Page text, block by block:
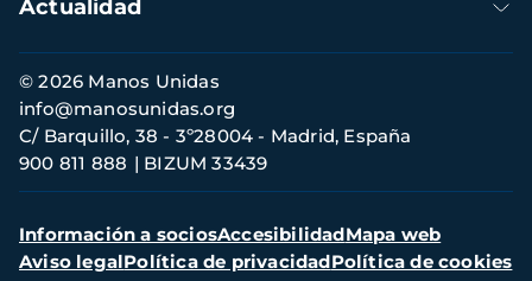
Actualidad
Información
de
contacto
© 2026 Manos Unidas
C/ Barquillo, 38 - 3º28004 - Madrid, España
900 811 888
BIZUM 33439
info@manosunidas.org
Menú
secundario
Información a sociosAccesibilidadMapa web
Aviso legalPolítica de privacidadPolítica de cookies